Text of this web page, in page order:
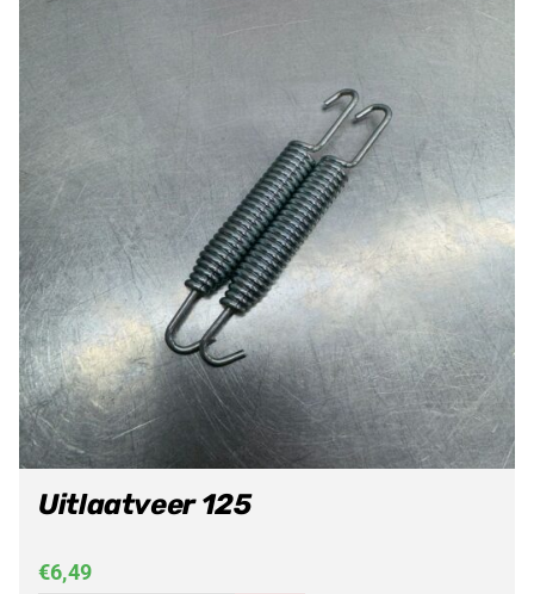
Uitlaatveer 125
€6,49